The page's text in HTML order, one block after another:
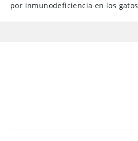
por inmunodeficiencia en los gatos